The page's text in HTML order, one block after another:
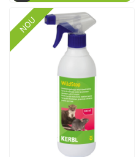
NOU